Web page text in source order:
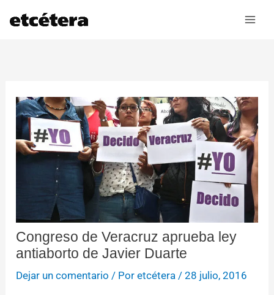
Congreso de Veracruz aprueba ley
antiaborto de Javier Duarte
Dejar un comentario / Poretcétera /28 julio, 2016